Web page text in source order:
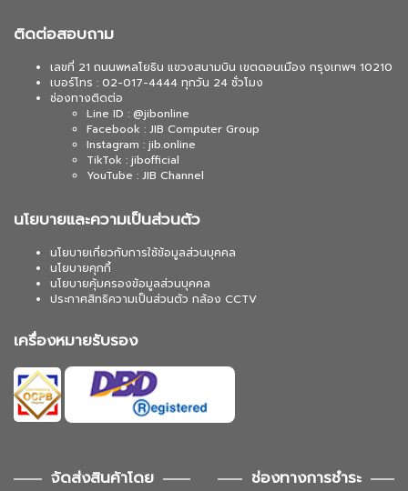
ติดต่อสอบถาม
เลขที่ 21 ถนนพหลโยธิน แขวงสนามบิน เขตดอนเมือง กรุงเทพฯ 10210
เบอร์โทร : 02-017-4444 ทุกวัน 24 ชั่วโมง
ช่องทางติดต่อ
Line ID : @jibonline
Facebook : JIB Computer Group
Instagram : jib.online
TikTok : jibofficial
YouTube : JIB Channel
นโยบายและความเป็นส่วนตัว
นโยบายเกี่ยวกับการใช้ข้อมูลส่วนบุคคล
นโยบายคุกกี้
นโยบายคุ้มครองข้อมูลส่วนบุคคล
ประกาศสิทธิความเป็นส่วนตัว กล้อง CCTV
เครื่องหมายรับรอง
จัดส่งสินค้าโดย ช่องทางการชำระ